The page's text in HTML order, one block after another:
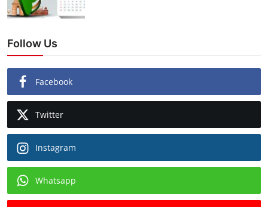
Follow Us
Facebook
Twitter
Instagram
Whatsapp